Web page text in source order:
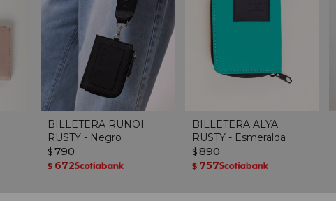
BILLETERA RUNOI
RUSTY - Negro
$ 790
$ 672
BILLETERA ALYA
RUSTY - Esmeralda
$ 890
$ 757